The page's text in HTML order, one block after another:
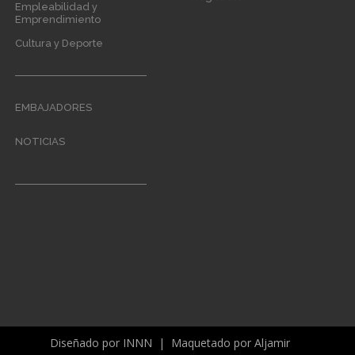
Empleabilidad y
Emprendimiento
Cultura y Deporte
EMBAJADORES
NOTICIAS
Diseñado por INNN | Maquetado por Aljamir